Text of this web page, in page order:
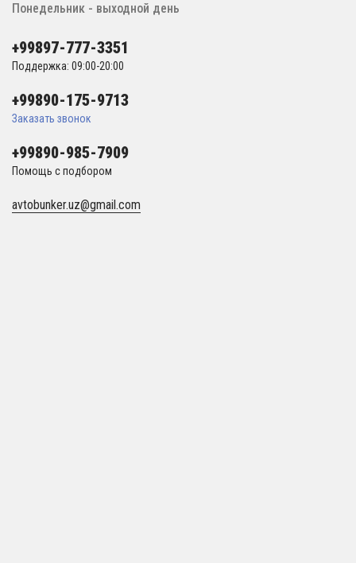
Понедельник - выходной день
+99897-777-3351
Поддержка: 09:00-20:00
+99890-175-9713
Заказать звонок
+99890-985-7909
Помощь с подбором
avtobunker.uz@gmail.com